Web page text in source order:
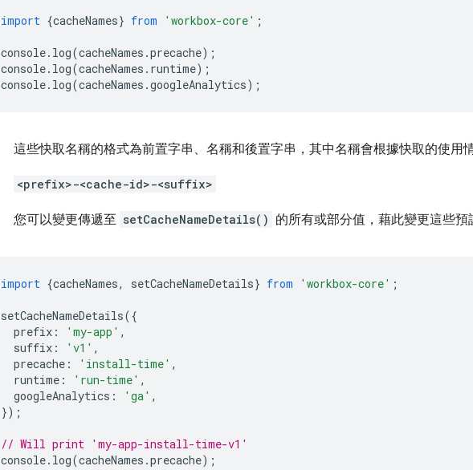
import {cacheNames} from 'workbox-core' ;
console. log(cacheNames .precache);
console. log(cacheNames . runtime);
console. log(cacheNames .googleAnalytics);
這些快取名稱的格式為前置字串、名稱和後置字串，其中名稱會根據快取的使用
<prefix>-<cache-id>-<suffix>
您可以變更傳遞至 setCacheNameDetails() 的所有或部分值，藉此變更這些預
import {cacheNames, setCacheNameDetails} from 'workbox-core' ;
setCacheNameDetails({
prefix : 'my-app' ,
suffix : 'v1' ,
precache : 'install-time' ,
runtime : 'run-time' ,
googleAnalytics : 'ga' ,
});
// Will print 'my-app-install-time-v1'
console. log(cacheNames .precache);